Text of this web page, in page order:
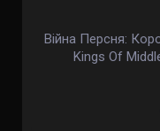
Війна Персня:
Kings Of